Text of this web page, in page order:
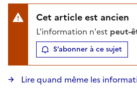
Cet article est ancien
L'information n'est peut-
S’abonner à ce sujet
Lire quand même les